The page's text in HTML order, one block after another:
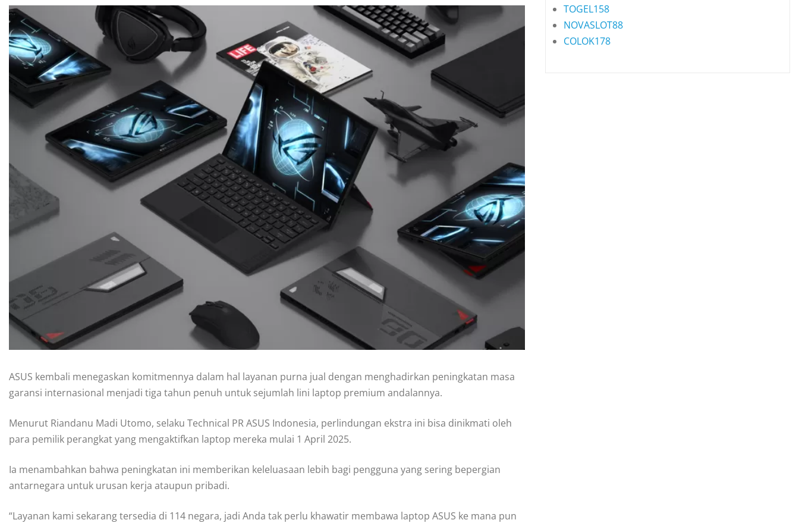
ASUS kembali menegaskan komitmennya dalam hal layanan purna jual dengan menghadirkan peningkatan masa
garansi internasional menjadi tiga tahun penuh untuk sejumlah lini laptop premium andalannya.
Menurut Riandanu Madi Utomo, selaku Technical PR ASUS Indonesia, perlindungan ekstra ini bisa dinikmati oleh
para pemilik perangkat yang mengaktifkan laptop mereka mulai 1 April 2025.
Ia menambahkan bahwa peningkatan ini memberikan keleluasaan lebih bagi pengguna yang sering bepergian
antarnegara untuk urusan kerja ataupun pribadi.
“Layanan kami sekarang tersedia di 114 negara, jadi Anda tak perlu khawatir membawa laptop ASUS ke mana pun
TOGEL158
NOVASLOT88
COLOK178